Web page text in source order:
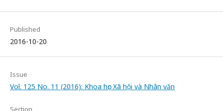
Published
2016-10-20
Issue
Vol. 125 No. 11 (2016): Khoa học Xã hội và Nhân văn
Section